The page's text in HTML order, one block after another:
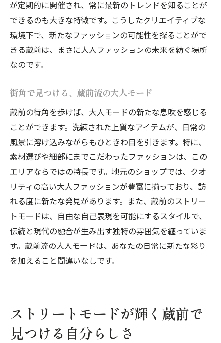
が定期的に開催され、常に最新のトレンドを知ることが
できるのも大きな特徴です。こうしたクリエイティブな
環境下で、新たなファッションの可能性を探ることがで
きる蔵前は、まさに大人ファッションの未来を紡ぐ場所
なのです。
街角で見つける、蔵前流の大人モード
蔵前の街角を歩けば、大人モードの新たな息吹を感じる
ことができます。洗練された上質なアイテムが、日常の
風景に溶け込みながらもひときわ目を引きます。特に、
素材選びや細部にまでこだわったファッションは、この
エリアならではの特長です。地元のショップでは、クオ
リティの高い大人ファッションが豊富に揃っており、訪
れる度に新たな発見があります。また、蔵前のストリー
トモードは、自由な自己表現を可能にするスタイルで、
伝統と現代の融合が生み出す独特の雰囲気を纏っていま
す。蔵前流の大人モードは、あなたの日常に新たな彩り
を加えること間違いなしです。
ストリートモードが輝く蔵前で
見つける自分らしさ